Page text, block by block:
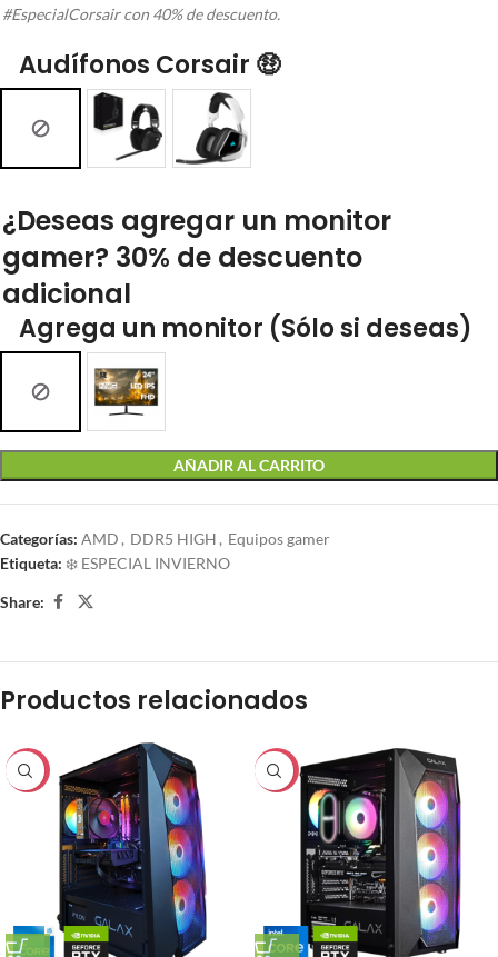
#EspecialCorsair con 40% de descuento.
Audífonos Corsair 🤑
¿Deseas agregar un monitor
gamer? 30% de descuento
adicional
Agrega un monitor (Sólo si deseas)
AÑADIR AL CARRITO
Categorías: AMD , DDR5 HIGH , Equipos gamer
Etiqueta: ❄️ ESPECIAL INVIERNO
Share:
Productos relacionados
-33% -22%